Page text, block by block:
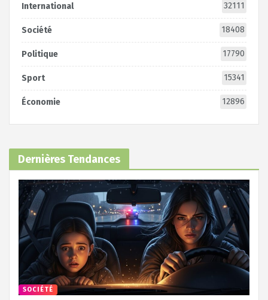
International 32111
Société 18408
Politique 17790
Sport 15341
Économie 12896
Dernières Tendances
SOCIÉTÉ